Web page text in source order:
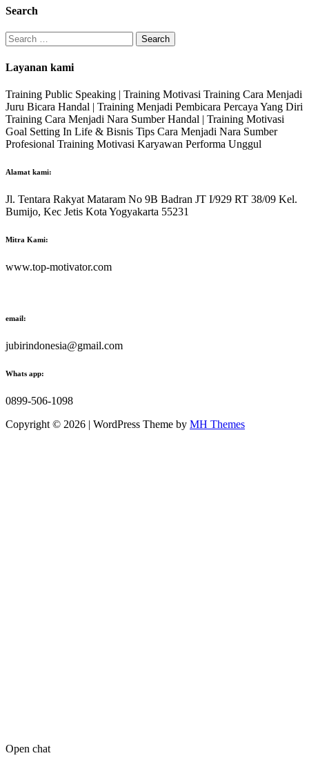
Search
Search
for:
Layanan kami
Training Public Speaking | Training Motivasi Training Cara Menjadi
Juru Bicara Handal | Training Menjadi Pembicara Percaya Yang Diri
Training Cara Menjadi Nara Sumber Handal | Training Motivasi
Goal Setting In Life & Bisnis Tips Cara Menjadi Nara Sumber
Profesional Training Motivasi Karyawan Performa Unggul
Alamat kami:
Jl. Tentara Rakyat Mataram No 9B Badran JT I/929 RT 38/09 Kel.
Bumijo, Kec Jetis Kota Yogyakarta 55231
Mitra Kami:
www.top-motivator.com
email:
jubirindonesia@gmail.com
Whats app:
0899-506-1098
Copyright © 2026 | WordPress Theme by MH Themes
Open chat